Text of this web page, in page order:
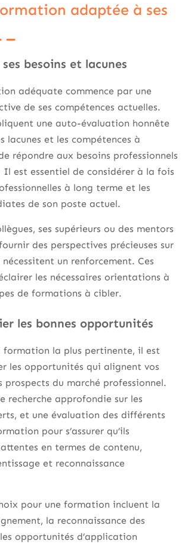
adaptée à ses
ses besoins et lacunes
adéquate commence par une
de ses compétences actuelles.
une auto-évaluation honnête
lacunes et les compétences à
répondre aux besoins professionnels
est essentiel de considérer à la fois
à long terme et les
de son poste actuel.
ses supérieurs ou des mentors
des perspectives précieuses sur
un renforcement. Ces
les nécessaires orientations à
de formations à cibler.
les bonnes opportunités
formation la plus pertinente, il est
les opportunités qui alignent vos
prospects du marché professionnel.
recherche approfondie sur les
et une évaluation des différents
pour s’assurer qu’ils
en termes de contenu,
et reconnaissance
pour une formation incluent la
la reconnaissance des
opportunités d’application